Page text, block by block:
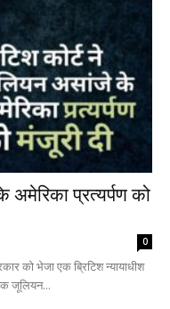
प्रत्यर्पण को
0
को भेजा एक ब्रिटिश न्यायाधीश
जूलियन...